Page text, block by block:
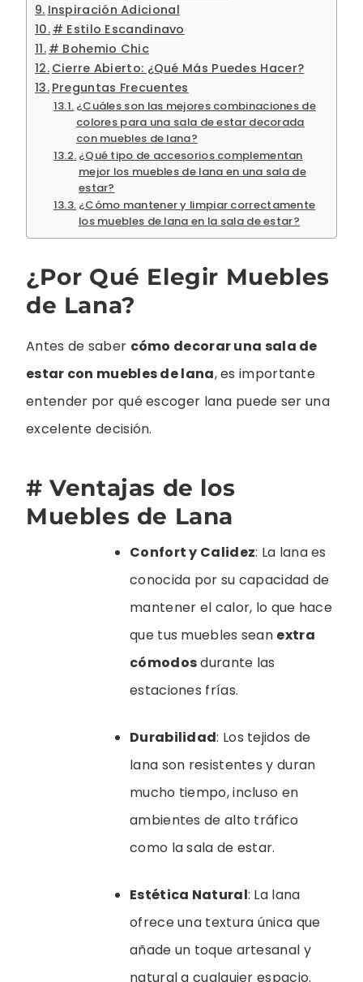
Inspiración Adicional
# Estilo Escandinavo
# Bohemio Chic
Cierre Abierto: ¿Qué Más Puedes Hacer?
Preguntas Frecuentes
¿Cuáles son las mejores combinaciones de
colores para una sala de estar decorada
con muebles de lana?
¿Qué tipo de accesorios complementan
mejor los muebles de lana en una sala de
estar?
¿Cómo mantener y limpiar correctamente
los muebles de lana en la sala de estar?
¿Por Qué Elegir Muebles
de Lana?
Antes de saber cómo decorar una sala de
estar con muebles de lana, es importante
entender por qué escoger lana puede ser una
excelente decisión.
# Ventajas de los
Muebles de Lana
Confort y Calidez: La lana es
conocida por su capacidad de
mantener el calor, lo que hace
que tus muebles sean extra
cómodosdurante las
estaciones frías.
Durabilidad: Los tejidos de
lana son resistentes y duran
mucho tiempo, incluso en
ambientes de alto tráfico
como la sala de estar.
Estética Natural: La lana
ofrece una textura única que
añade un toque artesanal y
natural a cualquier espacio.